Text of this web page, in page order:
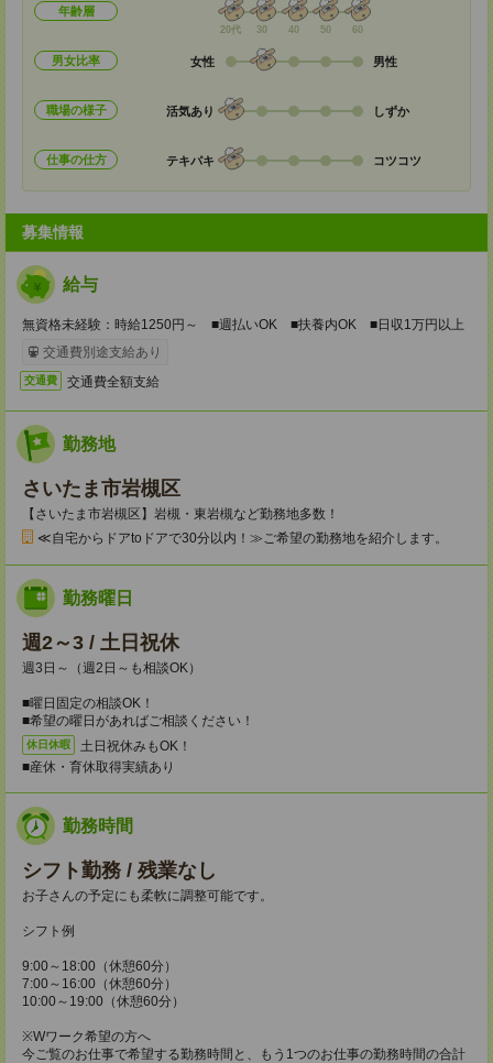
年齢層
20代 30 40 50 60
男女比率 女性 男性
職場の様子 活気あり しずか
仕事の仕方 テキパキ コツコツ
募集情報
給与
無資格未経験：時給1250円～ ■週払いOK ■扶養内OK ■日収1万円以上
交通費別途支給あり
交通費 交通費全額支給
勤務地
さいたま市岩槻区
【さいたま市岩槻区】岩槻・東岩槻など勤務地多数！
≪自宅からドアtoドアで30分以内！≫ご希望の勤務地を紹介します。
勤務曜日
週2～3 / 土日祝休
週3日～（週2日～も相談OK）
■曜日固定の相談OK！
■希望の曜日があればご相談ください！
休日休暇
土日祝休みもOK！
■産休・育休取得実績あり
勤務時間
シフト勤務 / 残業なし
お子さんの予定にも柔軟に調整可能です。
シフト例
9:00～18:00（休憩60分）
7:00～16:00（休憩60分）
10:00～19:00（休憩60分）
※Wワーク希望の方へ
今ご覧のお仕事で希望する勤務時間と、もう1つのお仕事の勤務時間の合計